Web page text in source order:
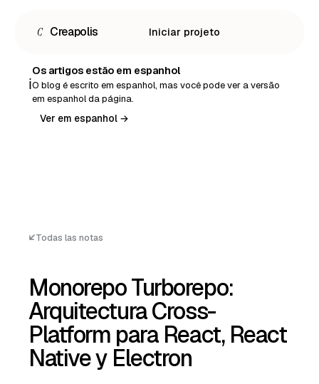
C Creapolis Iniciar projeto
Español
English
Português
ℹ️
Os artigos estão em espanhol
O blog é escrito em espanhol, mas você pode ver a versão
em espanhol da página.
Ver em espanhol →
Todas las notas
Monorepo Turborepo:
Arquitectura Cross-
Platform para React, React
Native y Electron